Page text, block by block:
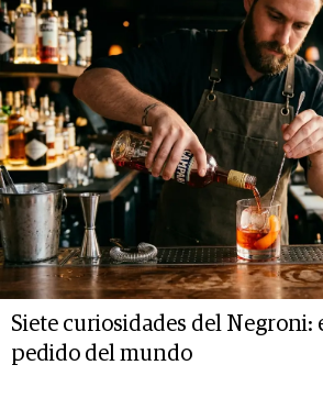
Siete curiosidades del Negroni:
pedido del mundo